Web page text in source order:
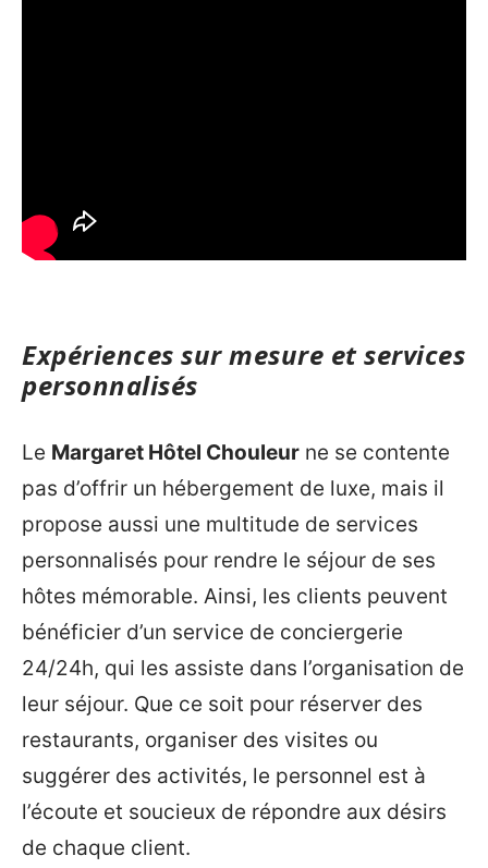
Expériences sur mesure et services
personnalisés
Le Margaret Hôtel Chouleur ne se contente
pas d’offrir un hébergement de luxe, mais il
propose aussi une multitude de services
personnalisés pour rendre le séjour de ses
hôtes mémorable. Ainsi, les clients peuvent
bénéficier d’un service de conciergerie
24/24h, qui les assiste dans l’organisation de
leur séjour. Que ce soit pour réserver des
restaurants, organiser des visites ou
suggérer des activités, le personnel est à
l’écoute et soucieux de répondre aux désirs
de chaque client.